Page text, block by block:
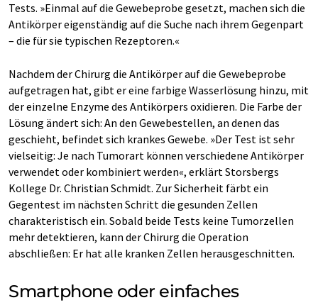
Tests. »Einmal auf die Gewebeprobe gesetzt, machen sich die
Antikörper eigenständig auf die Suche nach ihrem Gegenpart
– die für sie typischen Rezeptoren.«
Nachdem der Chirurg die Antikörper auf die Gewebeprobe
aufgetragen hat, gibt er eine farbige Wasserlösung hinzu, mit
der einzelne Enzyme des Antikörpers oxidieren. Die Farbe der
Lösung ändert sich: An den Gewebestellen, an denen das
geschieht, befindet sich krankes Gewebe. »Der Test ist sehr
vielseitig: Je nach Tumorart können verschiedene Antikörper
verwendet oder kombiniert werden«, erklärt Storsbergs
Kollege Dr. Christian Schmidt. Zur Sicherheit färbt ein
Gegentest im nächsten Schritt die gesunden Zellen
charakteristisch ein. Sobald beide Tests keine Tumorzellen
mehr detektieren, kann der Chirurg die Operation
abschließen: Er hat alle kranken Zellen herausgeschnitten.
Smartphone oder einfaches